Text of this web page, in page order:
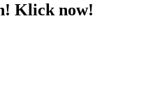
Klick now!